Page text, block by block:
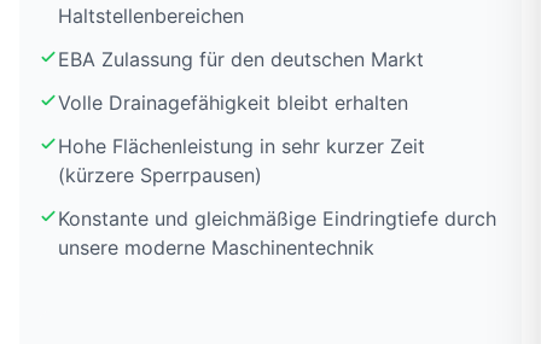
Haltstellenbereichen
EBA Zulassung für den deutschen Markt
Volle Drainagefähigkeit bleibt erhalten
Hohe Flächenleistung in sehr kurzer Zeit
(kürzere Sperrpausen)
Konstante und gleichmäßige Eindringtiefe durch
unsere moderne Maschinentechnik